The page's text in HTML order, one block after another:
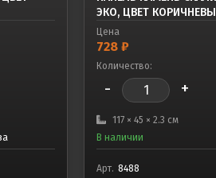
ЭКО, ЦВЕТ
Цена
728 ₽
Количество:
- +
117 × 45 × 2.3 см
В наличии
Арт. 8488